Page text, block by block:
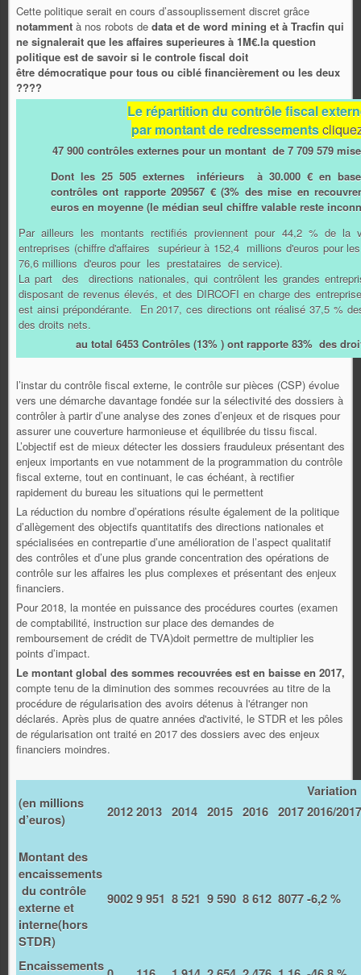
Cette politique serait en cours d’assouplissement discret grâce
notamment à nos robots de data et de word mining et à Tracfin qui
ne signalerait que les affaires superieures à 1M€.la question
politique est de savoir si le controle fiscal doit
être démocratique pour tous ou ciblé financièrement ou les deux
????
Le répartition du contrôle fiscal
par montant de redressements
47 900 contrôles externes pour un montant de 7 709 579
Dont les 25 505 externes inférieurs à 30.000 € en
contrôles ont rapporte 209567 € (3% des mise en
euros en moyenne (le médian seul chiffre valable reste
Par ailleurs les montants rectifiés proviennent pour 44,2 % de la
entreprises (chiffre d'affaires supérieur à 152,4 millions d'euros pour
76,6 millions d'euros pour les prestataires de service).
La part des directions nationales, qui contrôlent les grandes
disposant de revenus élevés, et des DIRCOFI en charge des
est ainsi prépondérante. En 2017, ces directions ont réalisé 37,5 %
des droits nets.
au total 6453 Contrôles (13% ) ont rapporte 83% des
l’instar du contrôle fiscal externe, le contrôle sur pièces (CSP) évolue
vers une démarche davantage fondée sur la sélectivité des dossiers à
contrôler à partir d’une analyse des zones d’enjeux et de risques pour
assurer une couverture harmonieuse et équilibrée du tissu fiscal.
L’objectif est de mieux détecter les dossiers frauduleux présentant des
enjeux importants en vue notamment de la programmation du contrôle
fiscal externe, tout en continuant, le cas échéant, à rectifier
rapidement du bureau les situations qui le permettent
La réduction du nombre d’opérations résulte également de la politique
d’allègement des objectifs quantitatifs des directions nationales et
spécialisées en contrepartie d’une amélioration de l’aspect qualitatif
des contrôles et d’une plus grande concentration des opérations de
contrôle sur les affaires les plus complexes et présentant des enjeux
financiers.
Pour 2018, la montée en puissance des procédures courtes (examen
de comptabilité, instruction sur place des demandes de
remboursement de crédit de TVA)doit permettre de multiplier les
points d’impact.
Le montant global des sommes recouvrées est en baisse en 2017,
compte tenu de la diminution des sommes recouvrées au titre de la
procédure de régularisation des avoirs détenus à l'étranger non
déclarés. Après plus de quatre années d'activité, le STDR et les pôles
de régularisation ont traité en 2017 des dossiers avec des enjeux
financiers moindres.
(en millions
d’euros)
20122013 2014 2015 2016 2017
Variation
2016/2017
Montant des
encaissements
du contrôle
externe et
interne(hors
STDR)
90029 951 8 521 9 590 8 612 8077-6,2 %
Encaissements